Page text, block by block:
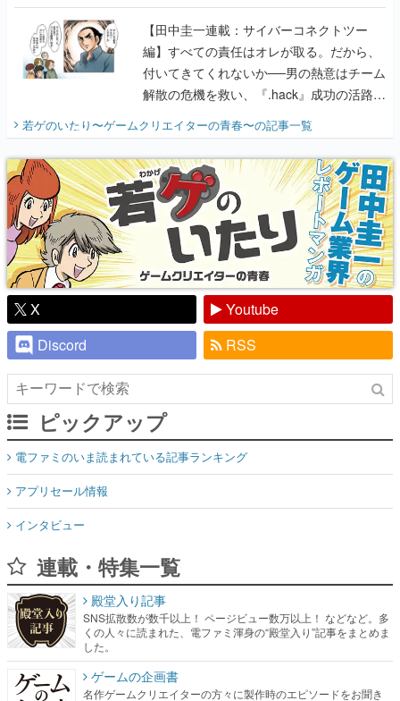
に行って、より理解を深めよう【PR】
【田中圭一連載：サイバーコネクトツー
編】すべての責任はオレが取る。だから、
付いてきてくれないか──男の熱意はチーム
解散の危機を救い、『.hack』成功の活路を
開く。業界の快男児・松山 洋に流れる血は
『少年ジャンプ』色だった【若ゲのいた
り】
若ゲのいたり〜ゲームクリエイターの青春〜の記事一覧
X
Youtube
Discord
RSS
ピックアップ
電ファミのいま読まれている記事ランキング
アプリセール情報
インタビュー
連載・特集一覧
殿堂入り記事
SNS拡散数が数千以上！ ページビュー数万以上！ などなど。多
くの人々に読まれた、電ファミ渾身の“殿堂入り”記事をまとめま
した。
ゲームの企画書
名作ゲームクリエイターの方々に製作時のエピソードをお聞き